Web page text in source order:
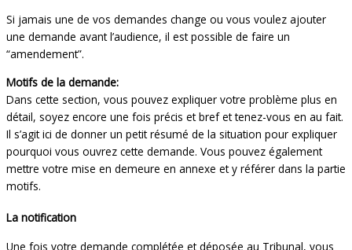
Si jamais une de vos demandes change ou vous voulez ajouter
une demande avant l’audience, il est possible de faire un
“amendement”.
Motifs de la demande:
Dans cette section, vous pouvez expliquer votre problème plus en
détail, soyez encore une fois précis et bref et tenez-vous en au fait.
Il s’agit ici de donner un petit résumé de la situation pour expliquer
pourquoi vous ouvrez cette demande. Vous pouvez également
mettre votre mise en demeure en annexe et y référer dans la partie
motifs.
La notification
Une fois votre demande complétée et déposée au Tribunal, vous